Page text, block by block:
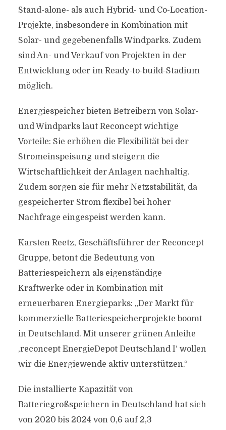
Stand-alone- als auch Hybrid- und Co-Location-
Projekte, insbesondere in Kombination mit
Solar- und gegebenenfalls Windparks. Zudem
sind An- und Verkauf von Projekten in der
Entwicklung oder im Ready-to-build-Stadium
möglich.
Energiespeicher bieten Betreibern von Solar-
und Windparks laut Reconcept wichtige
Vorteile: Sie erhöhen die Flexibilität bei der
Stromeinspeisung und steigern die
Wirtschaftlichkeit der Anlagen nachhaltig.
Zudem sorgen sie für mehr Netzstabilität, da
gespeicherter Strom flexibel bei hoher
Nachfrage eingespeist werden kann.
Karsten Reetz, Geschäftsführer der Reconcept
Gruppe, betont die Bedeutung von
Batteriespeichern als eigenständige
Kraftwerke oder in Kombination mit
erneuerbaren Energieparks: „Der Markt für
kommerzielle Batteriespeicherprojekte boomt
in Deutschland. Mit unserer grünen Anleihe
‚reconcept EnergieDepot Deutschland I‘ wollen
wir die Energiewende aktiv unterstützen.“
Die installierte Kapazität von
Batteriegroßspeichern in Deutschland hat sich
von 2020 bis 2024 von 0,6 auf 2,3